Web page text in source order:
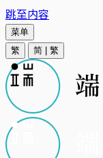
跳至内容
菜单
繁
简 繁